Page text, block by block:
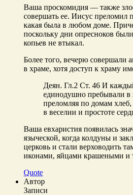
Ваша проскомидия — также
совершать ее. Иисус преломил
какая была в любом доме.
поскольку дни опресноков
копьев не втыкал.
Более того, вечерю совершали
в храме, хотя доступ к храму
Деян. Гл.2 Ст. 46 И
единодушно пребывали в
преломляя по домам
в веселии и простоте
Ваша евхаристия появилась
языческой, когда колдуны и
церковь и стали верховодить
иконами, яйцами крашеными и
Quote
Автор
Записи